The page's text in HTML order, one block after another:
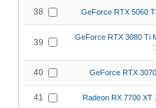
38 GeForce RTX 5060
39
GeForce RTX 3080 Ti
40 GeForce RTX
41 Radeon RX 7700 XT